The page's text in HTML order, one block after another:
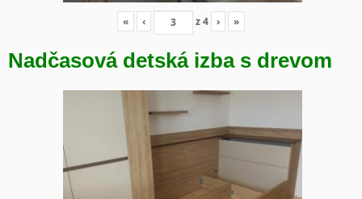
« ‹ z4 › »
Nadčasová detská izba s drevom